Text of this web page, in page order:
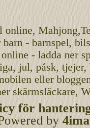
online,Mahjong
barn - barnspel,
- ladda ner
jul, påsk, tjejer,
eller
skärmsläckare,
för
by